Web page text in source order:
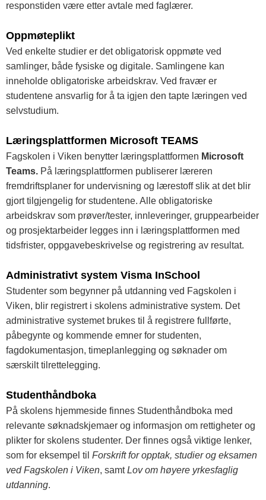
responstiden være etter avtale med faglærer.
Oppmøteplikt
Ved enkelte studier er det obligatorisk oppmøte ved
samlinger, både fysiske og digitale. Samlingene kan
inneholde obligatoriske arbeidskrav. Ved fravær er
studentene ansvarlig for å ta igjen den tapte læringen ved
selvstudium.
Læringsplattformen Microsoft TEAMS
Fagskolen i Viken benytter læringsplattformen Microsoft
Teams. På læringsplattformen publiserer læreren
fremdriftsplaner for undervisning og lærestoff slik at det blir
gjort tilgjengelig for studentene. Alle obligatoriske
arbeidskrav som prøver/tester, innleveringer, gruppearbeider
og prosjektarbeider legges inn i læringsplattformen med
tidsfrister, oppgavebeskrivelse og registrering av resultat.
Administrativt system Visma InSchool
Studenter som begynner på utdanning ved Fagskolen i
Viken, blir registrert i skolens administrative system. Det
administrative systemet brukes til å registrere fullførte,
påbegynte og kommende emner for studenten,
fagdokumentasjon, timeplanlegging og søknader om
særskilt tilrettelegging.
Studenthåndboka
På skolens hjemmeside finnes Studenthåndboka med
relevante søknadskjemaer og informasjon om rettigheter og
plikter for skolens studenter. Der finnes også viktige lenker,
som for eksempel til Forskrift for opptak, studier og eksamen
ved Fagskolen i Viken, samtLov om høyere yrkesfaglig
utdanning.